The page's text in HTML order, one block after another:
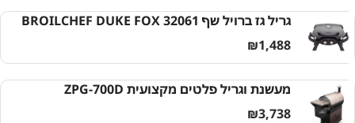
גריל גז ברויל שף BROILCHEF DUKE FOX 32061
₪1,488
מעשנת וגריל פלטים מקצועית ZPG-700D
₪3,738